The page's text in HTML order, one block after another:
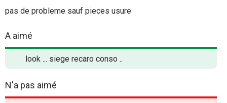
pas de probleme sauf pieces usure
A aimé
look ... siege recaro conso ..
N'a pas aimé